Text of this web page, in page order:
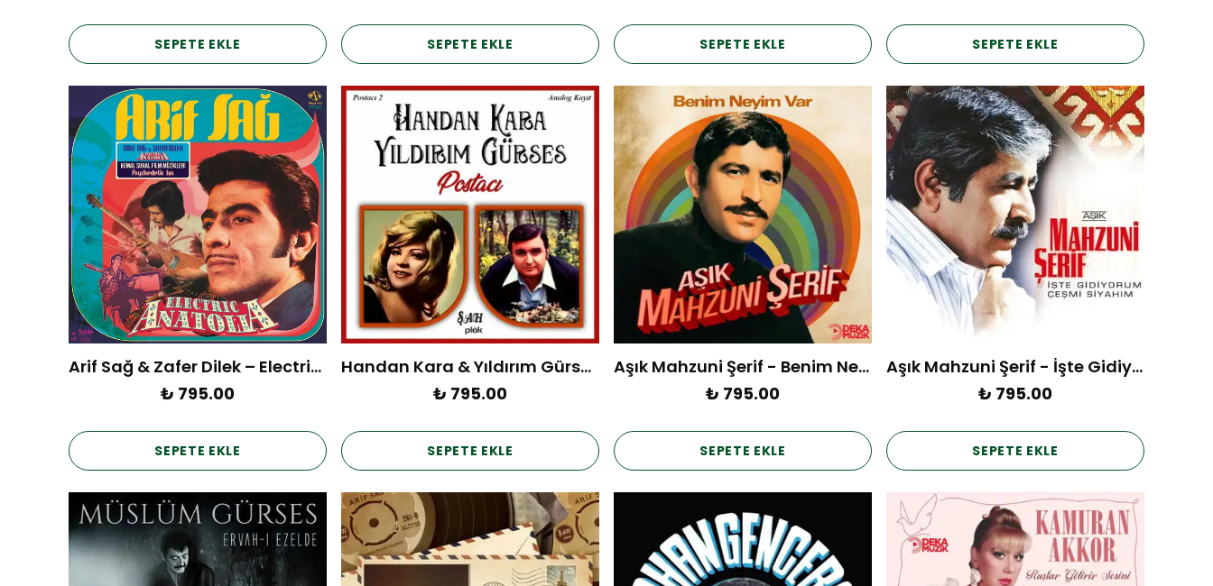
SEPETE EKLE SEPETE EKLE SEPETE EKLE SEPETE EKLE
Arif Sağ & Zafer Dilek – Electric Anatolia (Plak)
₺ 795.00
SEPETE EKLE
Handan Kara & Yıldırım Gürses – Postacı (Plak)
₺ 795.00
SEPETE EKLE
Aşık Mahzuni Şerif - Benim Neyim Var (Plak)
₺ 795.00
SEPETE EKLE
Aşık Mahzuni Şerif - İşte Gidiyorum Çeşmi Siyahım (Plak)
₺ 795.00
SEPETE EKLE